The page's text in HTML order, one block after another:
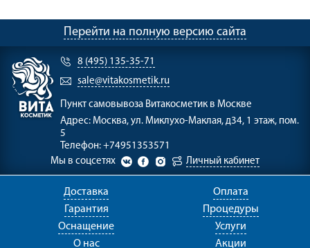
Перейти на полную версию сайта
8 (495) 135-35-71
sale@vitakosmetik.ru
Пункт самовывоза Витакосметик в Москве
Адрес: Москва, ул. Миклухо-Маклая, д34, 1 этаж, пом.
5
Телефон: +74951353571
Мы в соцсетях
Личный кабинет
Доставка
Оплата
Гарантия
Процедуры
Оснащение
Услуги
О нас
Акции